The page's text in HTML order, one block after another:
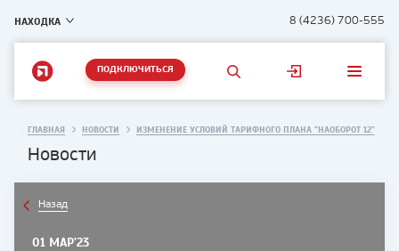
НАХОДКА 8 (4236) 700-555
ПОДКЛЮЧИТЬСЯ
ГЛАВНАЯ НОВОСТИ ИЗМЕНЕНИЕ УСЛОВИЙ ТАРИФНОГО ПЛАНА "НАОБОРОТ 12"
Новости
Назад
01 МАР'23